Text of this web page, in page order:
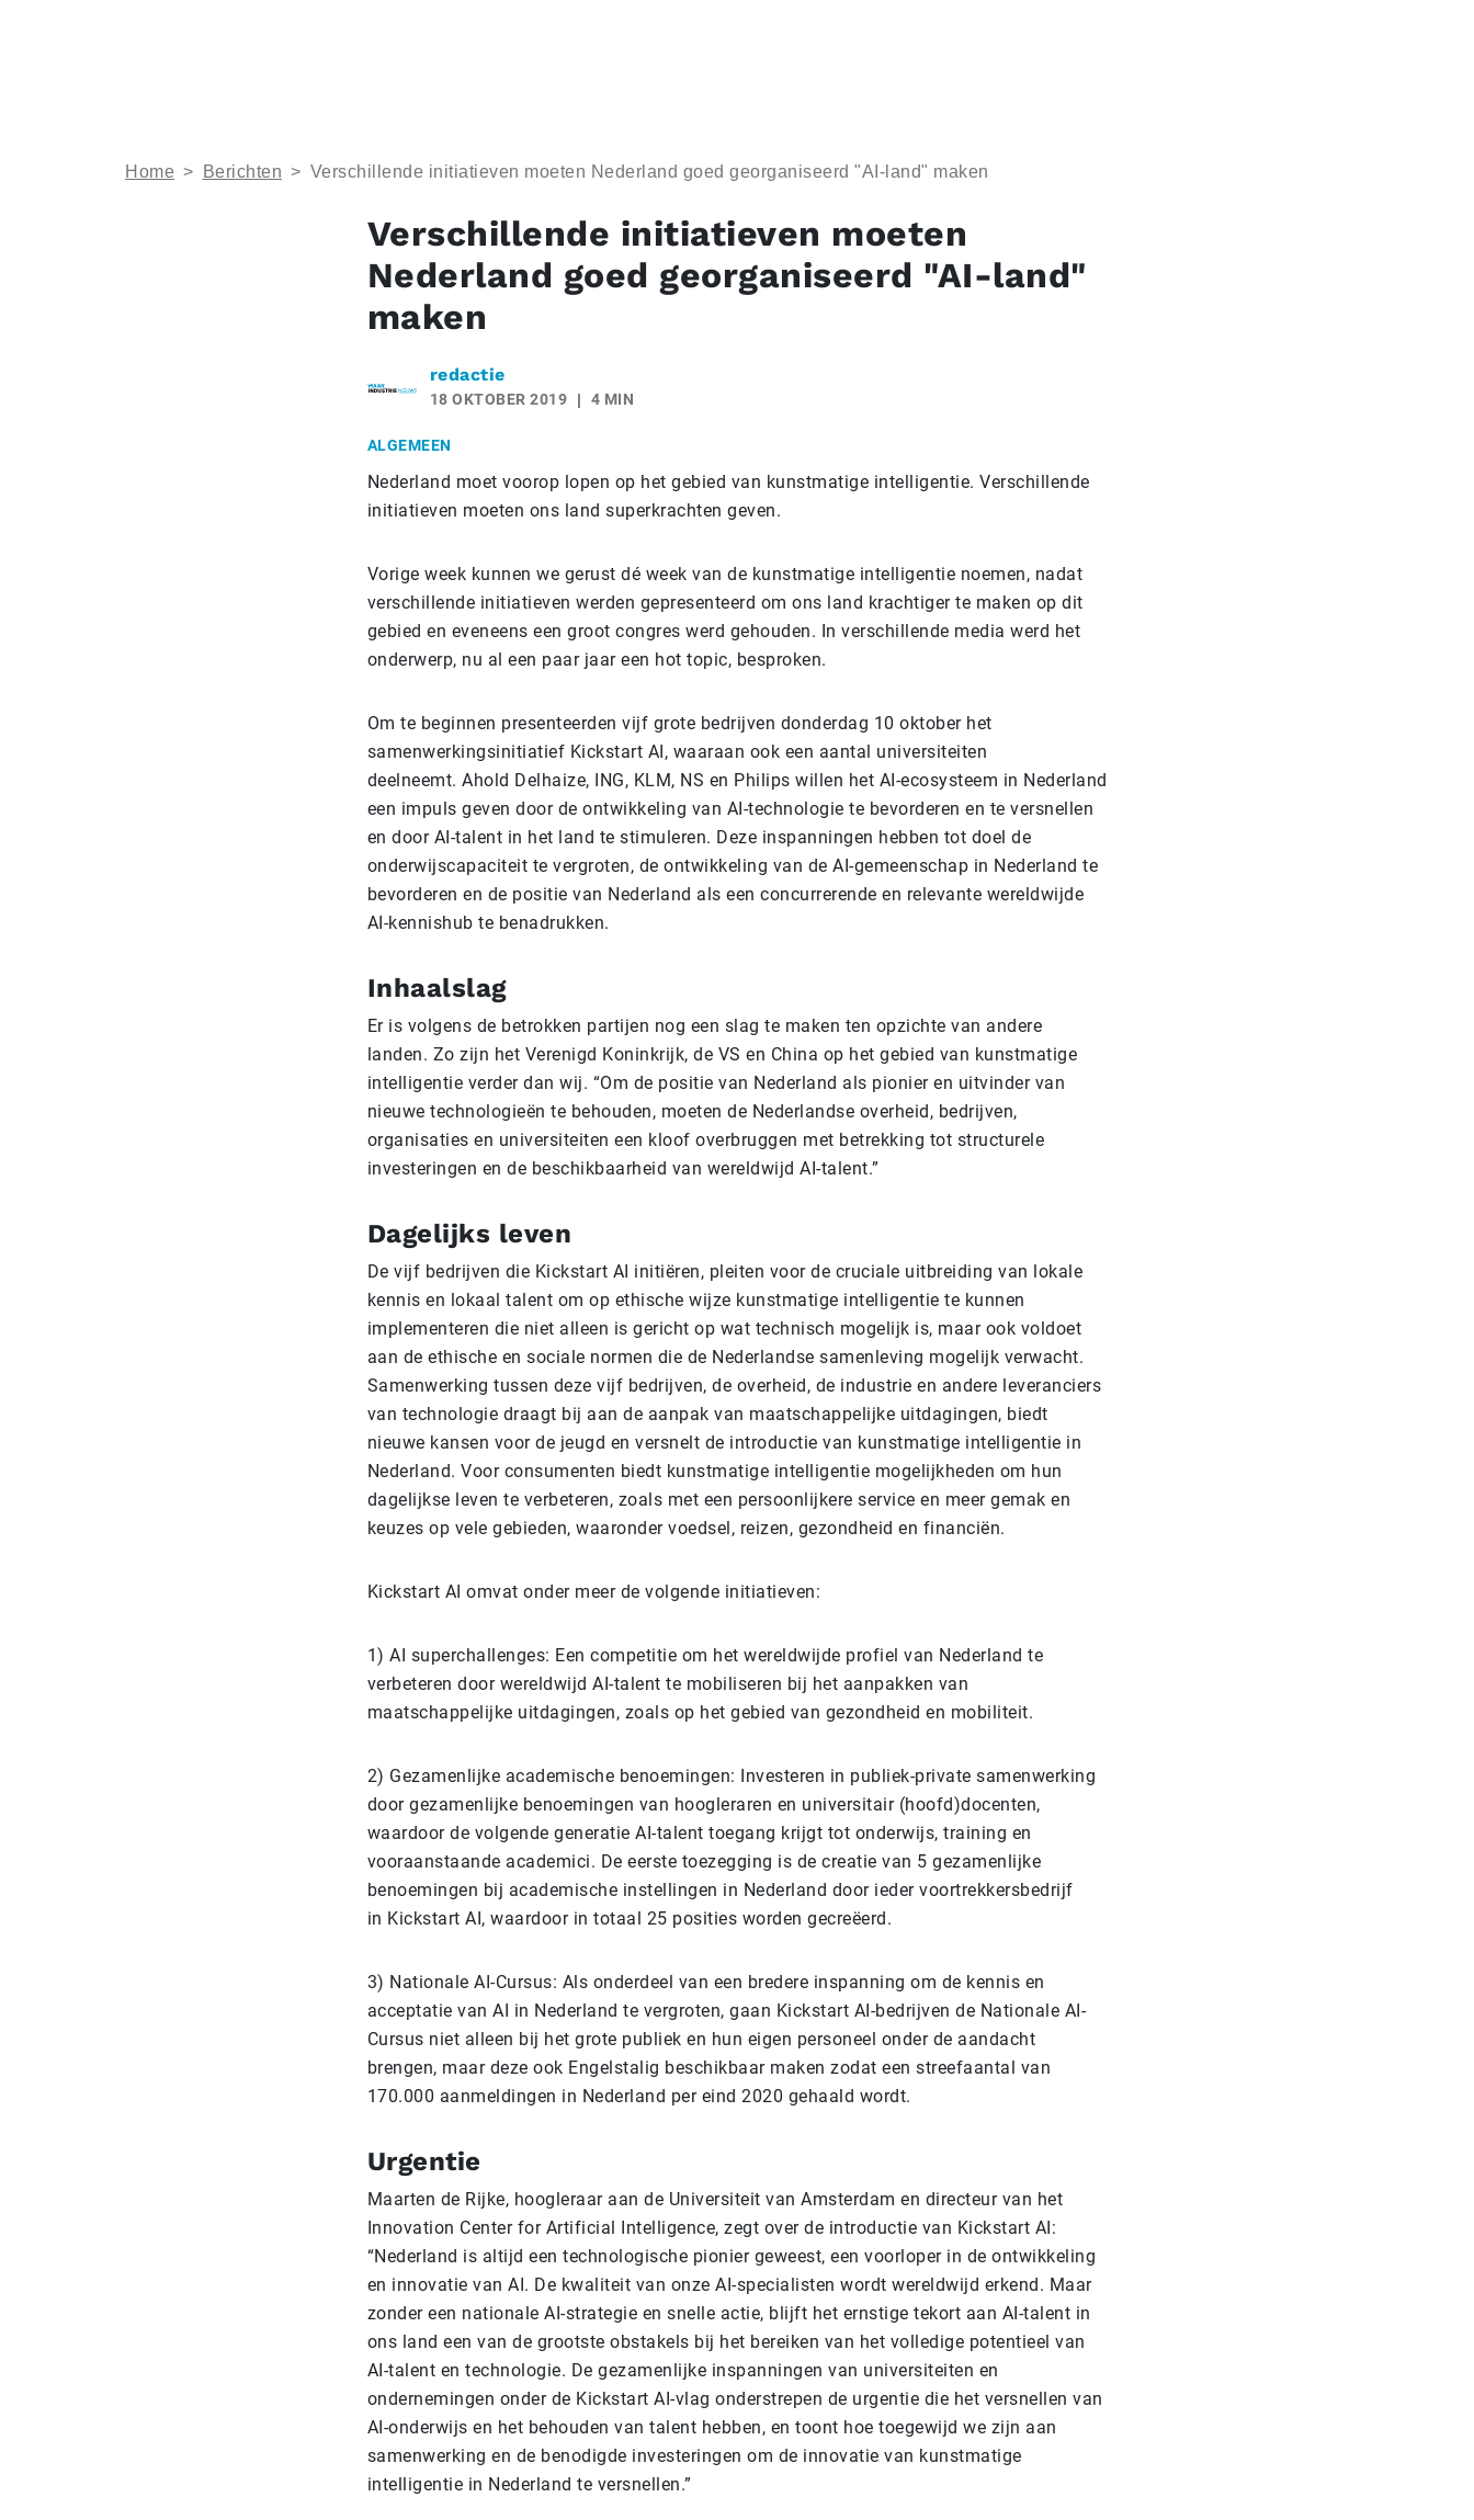
Home > Berichten > Verschillende initiatieven moeten Nederland goed georganiseerd "AI-land" maken
Verschillende initiatieven moeten
Nederland goed georganiseerd "AI-land"
maken
redactie
18 OKTOBER 2019 4 MIN
ALGEMEEN
Nederland moet voorop lopen op het gebied van kunstmatige intelligentie. Verschillende
initiatieven moeten ons land superkrachten geven.
Vorige week kunnen we gerust dé week van de kunstmatige intelligentie noemen, nadat
verschillende initiatieven werden gepresenteerd om ons land krachtiger te maken op dit
gebied en eveneens een groot congres werd gehouden. In verschillende media werd het
onderwerp, nu al een paar jaar een hot topic, besproken.
Om te beginnen presenteerden vijf grote bedrijven donderdag 10 oktober het
samenwerkingsinitiatief Kickstart AI, waaraan ook een aantal universiteiten
deelneemt. Ahold Delhaize, ING, KLM, NS en Philips willen het AI-ecosysteem in Nederland
een impuls geven door de ontwikkeling van AI-technologie te bevorderen en te versnellen
en door AI-talent in het land te stimuleren. Deze inspanningen hebben tot doel de
onderwijscapaciteit te vergroten, de ontwikkeling van de AI-gemeenschap in Nederland te
bevorderen en de positie van Nederland als een concurrerende en relevante wereldwijde
AI-kennishub te benadrukken.
Inhaalslag
Er is volgens de betrokken partijen nog een slag te maken ten opzichte van andere
landen. Zo zijn het Verenigd Koninkrijk, de VS en China op het gebied van kunstmatige
intelligentie verder dan wij. “Om de positie van Nederland als pionier en uitvinder van
nieuwe technologieën te behouden, moeten de Nederlandse overheid, bedrijven,
organisaties en universiteiten een kloof overbruggen met betrekking tot structurele
investeringen en de beschikbaarheid van wereldwijd AI-talent.”
Dagelijks leven
De vijf bedrijven die Kickstart AI initiëren, pleiten voor de cruciale uitbreiding van lokale
kennis en lokaal talent om op ethische wijze kunstmatige intelligentie te kunnen
implementeren die niet alleen is gericht op wat technisch mogelijk is, maar ook voldoet
aan de ethische en sociale normen die de Nederlandse samenleving mogelijk verwacht.
Samenwerking tussen deze vijf bedrijven, de overheid, de industrie en andere leveranciers
van technologie draagt bij aan de aanpak van maatschappelijke uitdagingen, biedt
nieuwe kansen voor de jeugd en versnelt de introductie van kunstmatige intelligentie in
Nederland. Voor consumenten biedt kunstmatige intelligentie mogelijkheden om hun
dagelijkse leven te verbeteren, zoals met een persoonlijkere service en meer gemak en
keuzes op vele gebieden, waaronder voedsel, reizen, gezondheid en financiën.
Kickstart AI omvat onder meer de volgende initiatieven:
1) AI superchallenges: Een competitie om het wereldwijde profiel van Nederland te
verbeteren door wereldwijd AI-talent te mobiliseren bij het aanpakken van
maatschappelijke uitdagingen, zoals op het gebied van gezondheid en mobiliteit.
2) Gezamenlijke academische benoemingen: Investeren in publiek-private samenwerking
door gezamenlijke benoemingen van hoogleraren en universitair (hoofd)docenten,
waardoor de volgende generatie AI-talent toegang krijgt tot onderwijs, training en
vooraanstaande academici. De eerste toezegging is de creatie van 5 gezamenlijke
benoemingen bij academische instellingen in Nederland door ieder voortrekkersbedrijf
in Kickstart AI, waardoor in totaal 25 posities worden gecreëerd.
3) Nationale AI-Cursus: Als onderdeel van een bredere inspanning om de kennis en
acceptatie van AI in Nederland te vergroten, gaan Kickstart AI-bedrijven de Nationale AI-
Cursus niet alleen bij het grote publiek en hun eigen personeel onder de aandacht
brengen, maar deze ook Engelstalig beschikbaar maken zodat een streefaantal van
170.000 aanmeldingen in Nederland per eind 2020 gehaald wordt.
Urgentie
Maarten de Rijke, hoogleraar aan de Universiteit van Amsterdam en directeur van het
Innovation Center for Artificial Intelligence, zegt over de introductie van Kickstart AI:
“Nederland is altijd een technologische pionier geweest, een voorloper in de ontwikkeling
en innovatie van AI. De kwaliteit van onze AI-specialisten wordt wereldwijd erkend. Maar
zonder een nationale AI-strategie en snelle actie, blijft het ernstige tekort aan AI-talent in
ons land een van de grootste obstakels bij het bereiken van het volledige potentieel van
AI-talent en technologie. De gezamenlijke inspanningen van universiteiten en
ondernemingen onder de Kickstart AI-vlag onderstrepen de urgentie die het versnellen van
AI-onderwijs en het behouden van talent hebben, en toont hoe toegewijd we zijn aan
samenwerking en de benodigde investeringen om de innovatie van kunstmatige
intelligentie in Nederland te versnellen.”